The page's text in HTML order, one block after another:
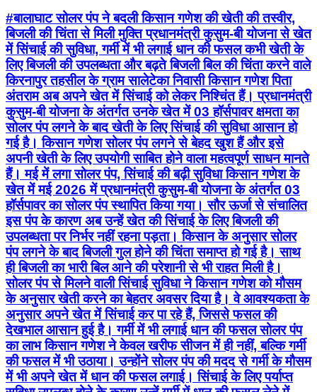
#बालाघाट सोलर पंप ने बदली किसान गणेश की खेती की तस्वीर,
बिजली की चिंता से मिली मुक्ति प्रधानमंत्री कुसुम-बी योजना से खेत
में सिंचाई की सुविधा, गर्मी में भी लगाई धान की फसल कभी खेती के
लिए बिजली की उपलब्धता और बढ़ते बिजली बिल की चिंता करने वाले
किरनापुर तहसील के ग्राम सालेटेका निवासी किसान गणेश पिता
अंतराम अब अपने खेत में सिंचाई को लेकर निश्चिंत हैं। प्रधानमंत्री
कुसुम-बी योजना के अंतर्गत उनके खेत में 03 हॉर्सपावर क्षमता का
सोलर पंप लगने के बाद खेती के लिए सिंचाई की सुविधा आसान हो
गई है। किसान गणेश सोलर पंप लगने से बेहद खुश हैं और इसे
अपनी खेती के लिए उपयोगी साबित होने वाला महत्वपूर्ण साधन मानते
हैं। मई में लगा सोलर पंप, सिंचाई की बढ़ी सुविधा किसान गणेश के
खेत में मई 2026 में प्रधानमंत्री कुसुम-बी योजना के अंतर्गत 03
हॉर्सपावर का सोलर पंप स्थापित किया गया। सौर ऊर्जा से संचालित
इस पंप के कारण अब उन्हें खेत की सिंचाई के लिए बिजली की
उपलब्धता पर निर्भर नहीं रहना पड़ता। किसान के अनुसार सोलर
पंप लगने के बाद बिजली गुल होने की चिंता समाप्त हो गई है। साथ
ही बिजली का भारी बिल आने की परेशानी से भी राहत मिली है।
सोलर पंप से मिलने वाली सिंचाई सुविधा ने किसान गणेश को मौसम
के अनुसार खेती करने का बेहतर अवसर दिया है। वे आवश्यकता के
अनुसार अपने खेत में सिंचाई कर पा रहे हैं, जिससे फसल की
देखभाल आसान हुई है। गर्मी में भी लगाई धान की फसल सोलर पंप
का लाभ किसान गणेश ने केवल खरीफ सीजन में ही नहीं, बल्कि गर्मी
की फसल में भी उठाया। उन्होंने सोलर पंप की मदद से गर्मी के मौसम
में भी अपने खेत में धान की फसल लगाई। सिंचाई के लिए पर्याप्त